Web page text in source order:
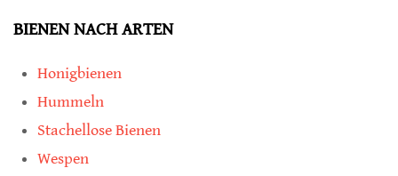
BIENEN NACH ARTEN
Honigbienen
Hummeln
Stachellose Bienen
Wespen